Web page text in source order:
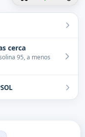
cerca
95, a menos